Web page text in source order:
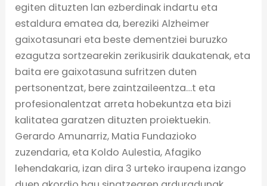
egiten dituzten lan ezberdinak indartu eta
estaldura ematea da, bereziki Alzheimer
gaixotasunari eta beste dementziei buruzko
ezagutza sortzearekin zerikusirik daukatenak, eta
baita ere gaixotasuna sufritzen duten
pertsonentzat, bere zaintzaileentza…t eta
profesionalentzat arreta hobekuntza eta bizi
kalitatea garatzen dituzten proiektuekin.
Gerardo Amunarriz, Matia Fundazioko
zuzendaria, eta Koldo Aulestia, Afagiko
lehendakaria, izan dira 3 urteko iraupena izango